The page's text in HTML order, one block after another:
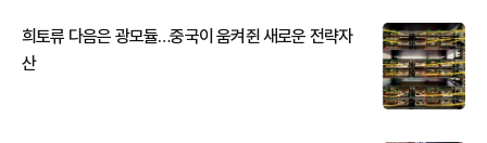
희토류 다음은 광모듈…중국이 움켜쥔 새로운 전략자
산